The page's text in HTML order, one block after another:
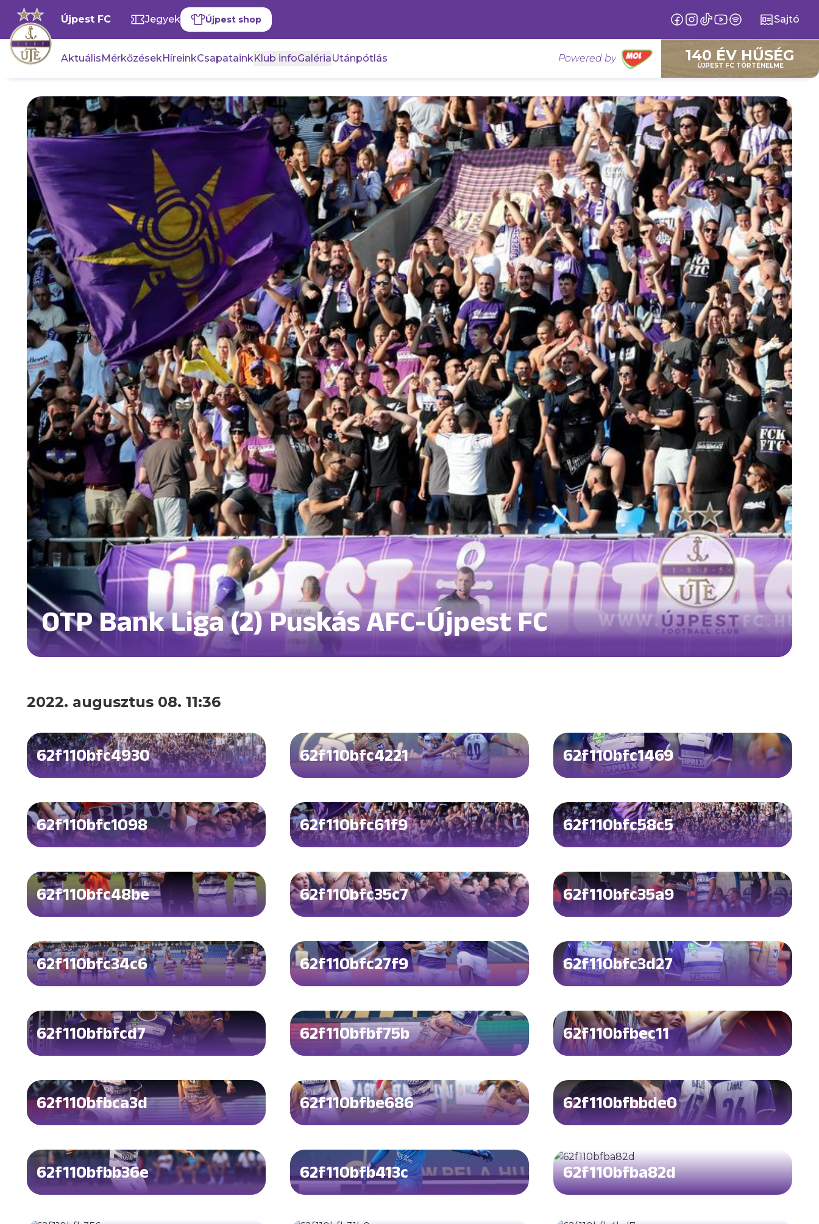
Újpest FC Jegyek Újpest shop Sajtó
AktuálisMérkőzésekHíreinkCsapatainkKlub infoGalériaUtánpótlás Powered by 140 ÉV HŰSÉG
ÚJPEST FC TÖRTÉNELME
OTP Bank Liga (2) Puskás AFC-Újpest FC
2022. augusztus 08. 11:36
62f110bfc4930 62f110bfc4221 62f110bfc1469
62f110bfc1098 62f110bfc61f9 62f110bfc58c5
62f110bfc48be 62f110bfc35c7 62f110bfc35a9
62f110bfc34c6 62f110bfc27f9 62f110bfc3d27
62f110bfbfcd7 62f110bfbf75b 62f110bfbec11
62f110bfbca3d 62f110bfbe686 62f110bfbbde0
62f110bfbb36e 62f110bfb413c 62f110bfba82d